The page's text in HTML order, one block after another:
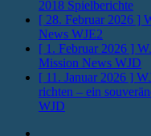
2018 Spielberichte
[ 28. Februar 2026 ]
News WJE2
[ 1. Februar 2026 ]
Mission News WJD
[ 11. Januar 2026 ]
richten – ein
WJD